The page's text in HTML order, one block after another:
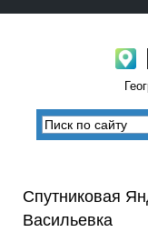
Спутниковая
Васильевка